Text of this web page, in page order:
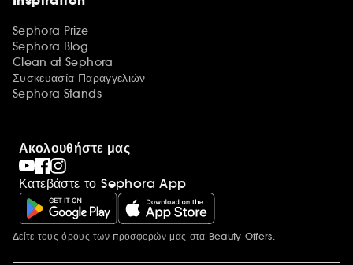
Sephora Prize
Sephora Blog
Clean at Sephora
Συσκευασία Παραγγελιών
Sephora Stands
Ακολουθήστε μας
Κατεβάστε το Sephora App
Περισσότερες πληροφορίες
Δείτε τους όρους των προσφορών μας στα Beauty Offers.